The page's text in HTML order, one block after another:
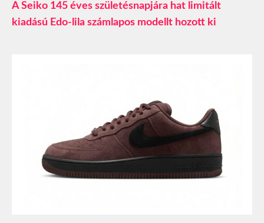
A Seiko 145 éves születésnapjára hat limitált
kiadású Edo-lila számlapos modellt hozott ki